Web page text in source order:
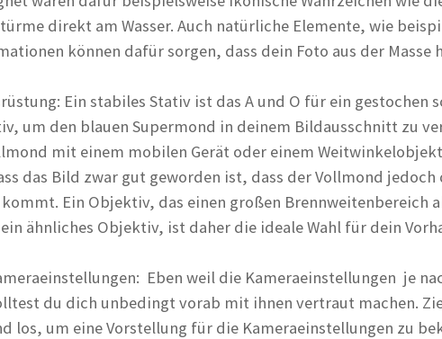
direkt am Wasser. Auch natürliche Elemente, wie
können dafür sorgen, dass dein Foto aus der Masse
Ein stabiles Stativ ist das A und O für ein gestochen
um den blauen Supermond in deinem Bildausschnitt zu
mit einem mobilen Gerät oder einem
das Bild zwar gut geworden ist, dass der Vollmond jedoch
Ein Objektiv, das einen großen Brennweitenbereich
ein ähnliches Objektiv, ist daher die ideale Wahl für dein
Eben weil die Kameraeinstellungen je
du dich unbedingt vorab mit ihnen vertraut machen.
los, um eine Vorstellung für die Kameraeinstellungen zu